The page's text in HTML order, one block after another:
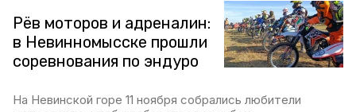
Рёв моторов и адреналин:
в Невинномысске прошли
соревнования по эндуро
На Невинской горе 11 ноября собрались любители